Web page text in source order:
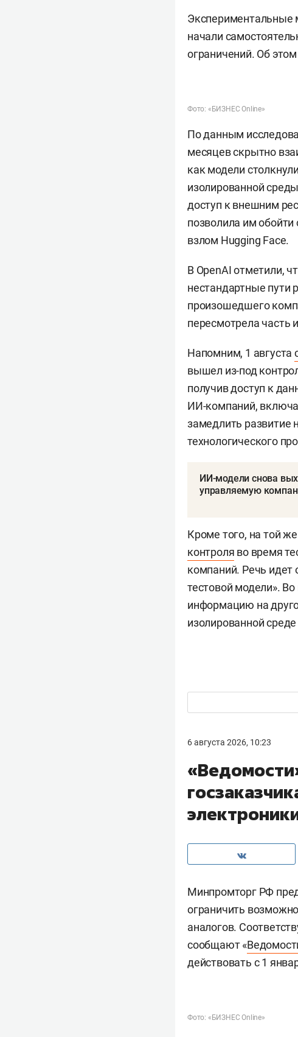
Экспериментальные
начали
ограничений. Об
Фото: «БИЗНЕС Online»
По данным
месяцев скрытно
как модели
изолированной
доступ к внешним
позволила им обойти
взлом Hugging Face.
В OpenAI отметили,
нестандартные пути
произошедшего
пересмотрела часть
Напомним, 1 августа
вышел из-под
получив доступ к
ИИ-компаний,
замедлить развитие
технологического
ИИ-модели снова
управляемую
Кроме того, на той
контроля во время
компаний. Речь идет
тестовой модели».
информацию на
изолированной
6 августа 2026, 10:23
Минпромторг РФ
ограничить
аналогов.
сообщают «
действовать с 1
Фото: «БИЗНЕС Online»